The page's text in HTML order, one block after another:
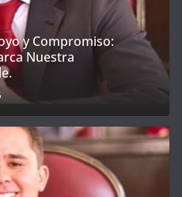
y Compromiso:
Nuestra